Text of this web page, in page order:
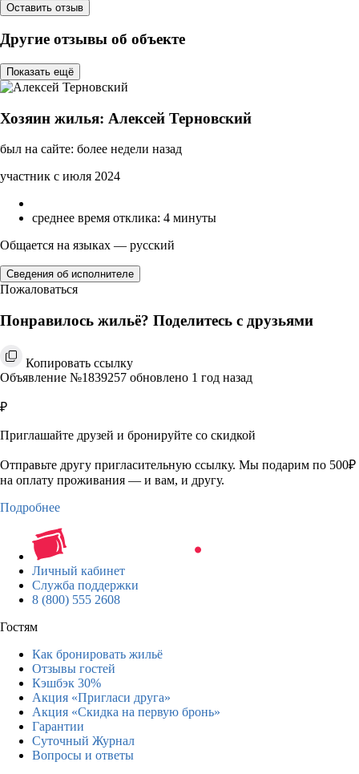
Оставить отзыв
Другие отзывы об объекте
Показать ещё
Хозяин жилья: Алексей Терновский
был на сайте: более недели назад
участник с июля 2024
среднее время отклика: 4 минуты
Общается на языках — русский
Сведения об исполнителе
Пожаловаться
Понравилось жильё? Поделитесь с друзьями
Копировать ссылку
Объявление №1839257 обновлено 1 год назад
₽
Приглашайте друзей и бронируйте со скидкой
Отправьте другу пригласительную ссылку. Мы подарим по 500₽
на оплату проживания — и вам, и другу.
Подробнее
Личный кабинет
Служба поддержки
8 (800) 555 2608
Гостям
Как бронировать жильё
Отзывы гостей
Кэшбэк 30%
Акция «Пригласи друга»
Акция «Скидка на первую бронь»
Гарантии
Суточный Журнал
Вопросы и ответы